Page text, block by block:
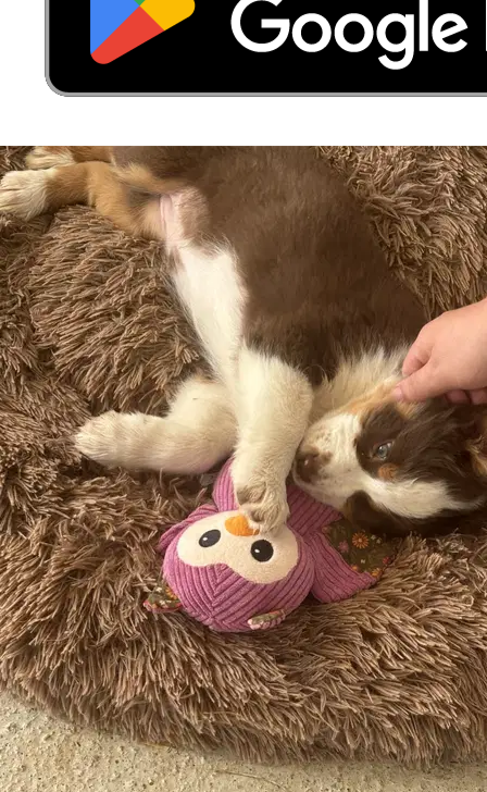
10
23°
Pluie
Mar 11
🔥
38°
22°
Très chaud
Mer 12
🔥
38°
23°
Très chaud
Jeu 13
🔥
40°
24°
Très chaud
Ven 14
🔥
40°
25°
Très chaud
Sam 15
🔥
37°
23°
Très chaud
Dim 16
🔥
34°
25°
Très chaud
Lun 17